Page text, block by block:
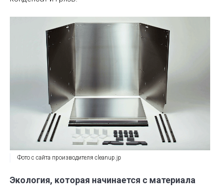
Фото с сайта производителя cleanup.jp
Экология, которая начинается с материала